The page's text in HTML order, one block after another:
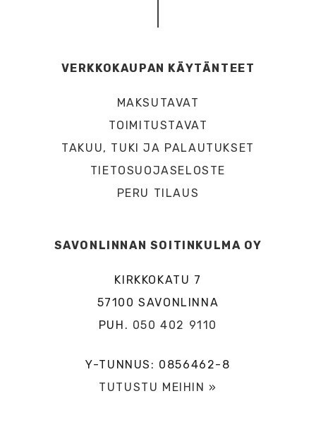
VERKKOKAUPAN KÄYTÄNTEET
MAKSUTAVAT
TOIMITUSTAVAT
TAKUU, TUKI JA PALAUTUKSET
TIETOSUOJASELOSTE
PERU TILAUS
SAVONLINNAN SOITINKULMA OY
KIRKKOKATU 7
57100 SAVONLINNA
PUH. 050 402 9110
Y-TUNNUS: 0856462-8
TUTUSTU MEIHIN »